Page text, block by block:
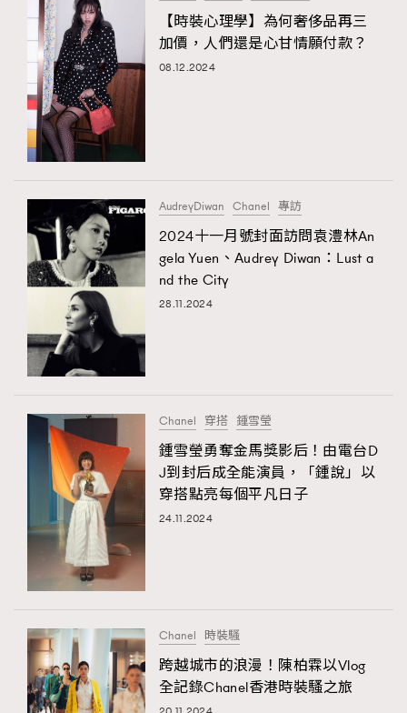
【時裝心理學】為何奢侈品再三
加價，人們還是心甘情願付款？
08.12.2024
AudreyDiwan Chanel 專訪
2024十一月號封面訪問袁澧林An
gela Yuen、Audrey Diwan：Lust a
nd the City
28.11.2024
Chanel 穿搭 鍾雪瑩
鍾雪瑩勇奪金馬獎影后！由電台D
J到封后成全能演員，「鍾說」以
穿搭點亮每個平凡日子
24.11.2024
Chanel 時裝騷
跨越城市的浪漫！陳柏霖以Vlog
全記錄Chanel香港時裝騷之旅